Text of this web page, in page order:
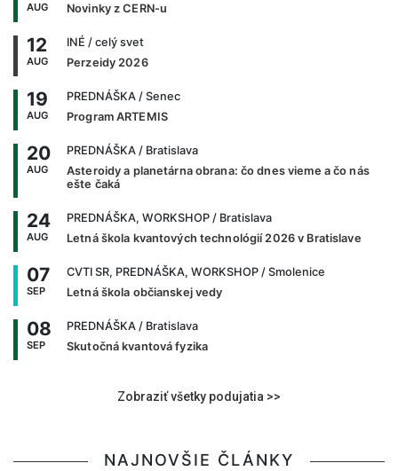
AUG
Novinky z CERN-u
12
AUG
INÉ / celý svet
Perzeidy 2026
19
AUG
PREDNÁŠKA / Senec
Program ARTEMIS
20
AUG
PREDNÁŠKA / Bratislava
Asteroidy a planetárna obrana: čo dnes vieme a čo nás
ešte čaká
24
AUG
PREDNÁŠKA, WORKSHOP / Bratislava
Letná škola kvantových technológií 2026 v Bratislave
07
SEP
CVTI SR, PREDNÁŠKA, WORKSHOP / Smolenice
Letná škola občianskej vedy
08
SEP
PREDNÁŠKA / Bratislava
Skutočná kvantová fyzika
Zobraziť všetky podujatia >>
NAJNOVŠIE ČLÁNKY